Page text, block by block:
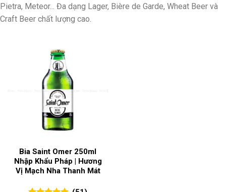
Pietra, Meteor... Đa dạng Lager, Bière de Garde, Wheat Beer và
Craft Beer chất lượng cao.
Bia Saint Omer 250ml
Nhập Khẩu Pháp | Hương
Vị Mạch Nha Thanh Mát